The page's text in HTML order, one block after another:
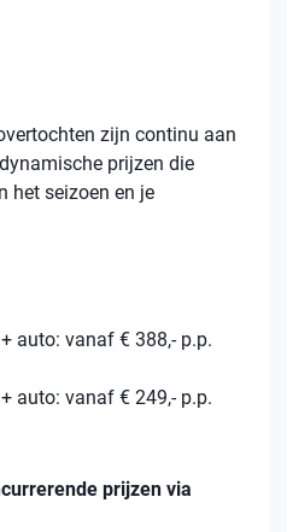
zijn continu aan
prijzen die
het seizoen en je
auto: vanaf € 388,- p.p.
auto: vanaf € 249,- p.p.
prijzen via